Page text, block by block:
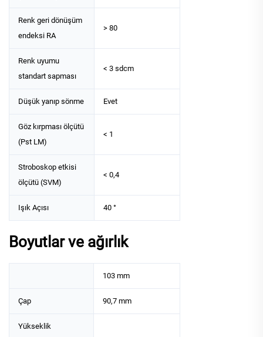
Renk geri dönüşüm
endeksi RA
> 80
Renk uyumu
standart sapması
< 3 sdcm
Düşük yanıp sönme Evet
Göz kırpması ölçütü
(Pst LM)
< 1
Stroboskop etkisi
ölçütü (SVM)
< 0,4
Işık Açısı 40 °
Boyutlar ve ağırlık
103 mm
Çap 90,7 mm
Yükseklik